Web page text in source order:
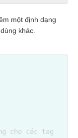
một định dạng
khác.
cho các tag